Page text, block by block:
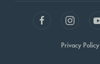
Privacy Policy